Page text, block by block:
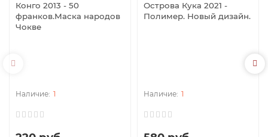
Конго 2013 - 50
франков.Маска народов
Чокве
1
Острова Кука 2021 -
Полимер. Новый дизайн.
1